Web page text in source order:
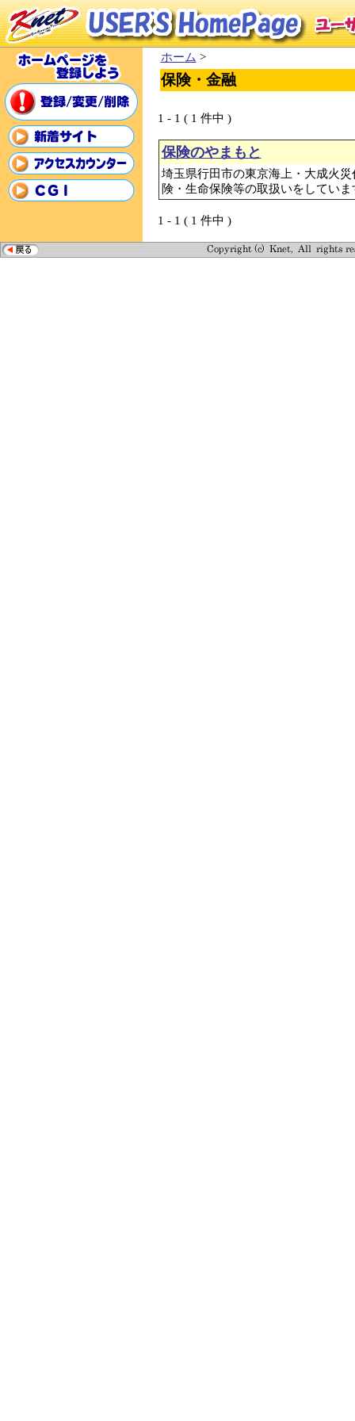
ホーム >
保険・金融
1 - 1 ( 1 件中 )
保険のやまもと
埼玉県行田市の東京海上・大成火
険・生命保険等の取扱いをしてい
1 - 1 ( 1 件中 )